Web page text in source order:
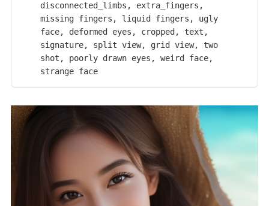
disconnected_limbs, extra_fingers,
missing fingers, liquid fingers, ugly
face, deformed eyes, cropped, text,
signature, split view, grid view, two
shot, poorly drawn eyes, weird face,
strange face